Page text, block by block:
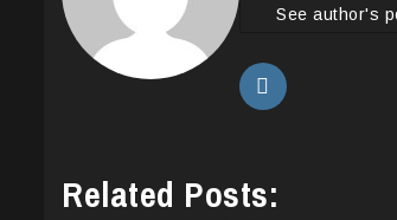
See author's
Related Posts: